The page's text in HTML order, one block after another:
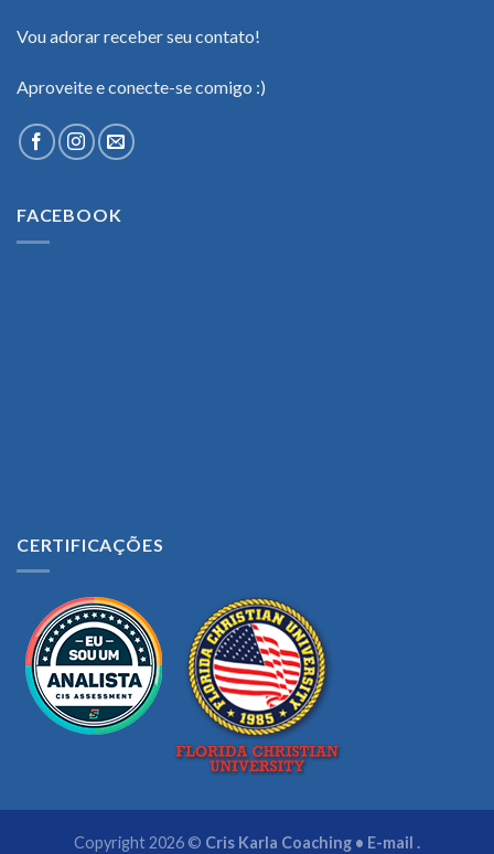
Vou adorar receber seu contato!
Aproveite e conecte-se comigo :)
FACEBOOK
CERTIFICAÇÕES
Copyright 2026 © Cris Karla Coaching • E-mail .